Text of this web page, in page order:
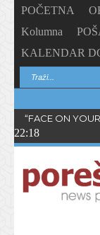
POČETNA
Kolumna
KALENDAR
“FACE ON
22:18